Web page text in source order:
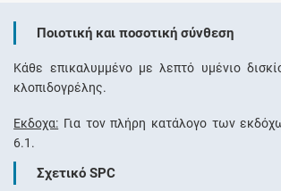
Ποιοτική και ποσοτική σύνθεση
Κάθε επικαλυμμένο με λεπτό υμένιο
κλοπιδογρέλης.
Έκδοχα: Για τον πλήρη κατάλογο των
6.1.
Σχετικό SPC